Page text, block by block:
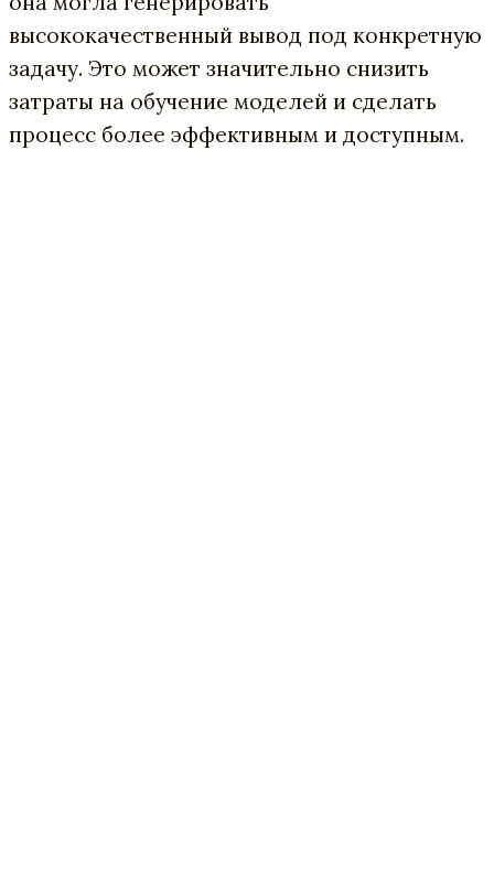
высококачественный вывод под конкретную
задачу. Это может значительно снизить
затраты на обучение моделей и сделать
процесс более эффективным и доступным.